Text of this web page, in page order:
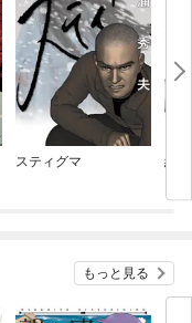
スティグマ 紺
もっと見る